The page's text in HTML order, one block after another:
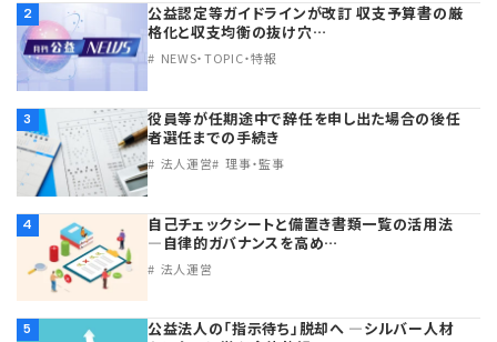
2
公益認定等ガイドラインが改訂 収支予算書の厳
格化と収支均衡の抜け穴…
NEWS・TOPIC・特報
3
役員等が任期途中で辞任を申し出た場合の後任
者選任までの手続き
法人運営 理事・監事
4
自己チェックシートと備置き書類一覧の活用法
―自律的ガバナンスを高め…
法人運営
5
公益法人の「指示待ち」脱却へ ―シルバー人材